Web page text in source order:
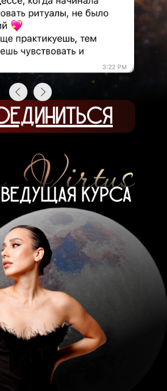
Virtus
КУРСА